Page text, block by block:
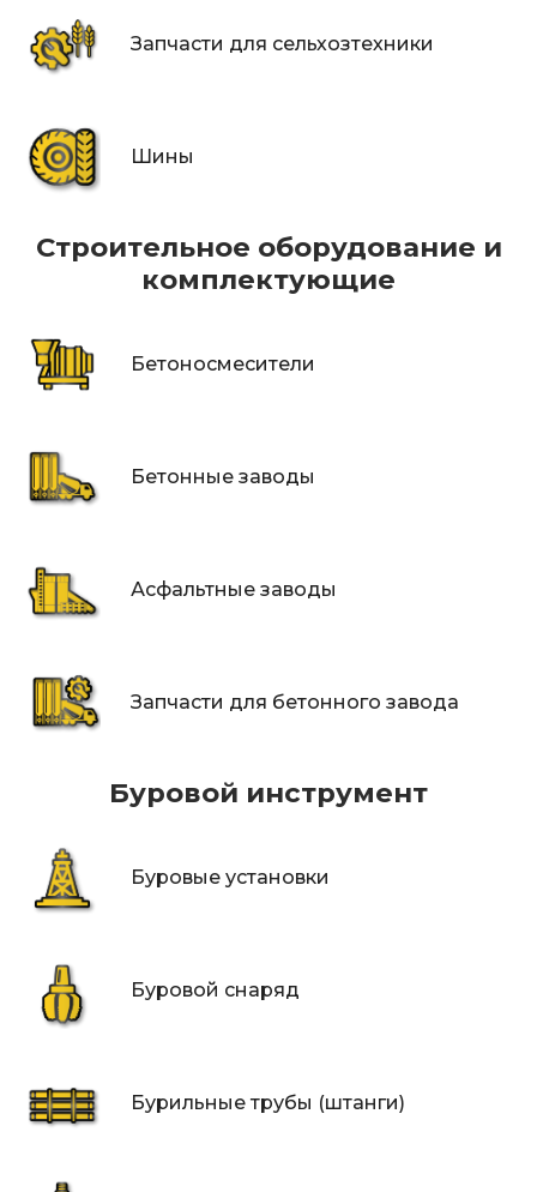
Запчасти для сельхозтехники
Шины
Строительное оборудование и
комплектующие
Бетоносмесители
Бетонные заводы
Асфальтные заводы
Запчасти для бетонного завода
Буровой инструмент
Буровые установки
Буровой снаряд
Бурильные трубы (штанги)